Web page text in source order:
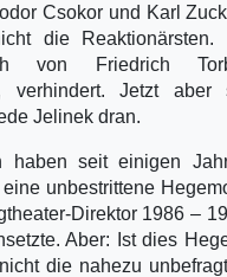
Csokor und Karl
die Reaktionärsten.
von Friedrich
verhindert. Jetzt aber
Jelinek dran.
haben seit einigen
unbestrittene
Direktor 1986 –
Aber: Ist dies
die nahezu